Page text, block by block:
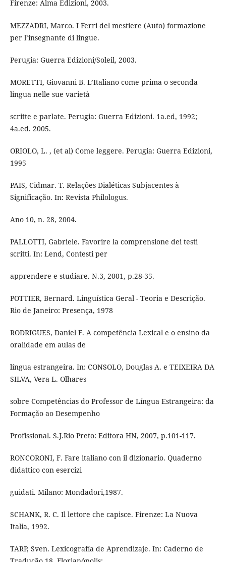
Firenze: Alma Edizioni, 2003.
MEZZADRI, Marco. I Ferri del mestiere (Auto) formazione
per l’insegnante di lingue.
Perugia: Guerra Edizioni/Soleil, 2003.
MORETTI, Giovanni B. L’Italiano come prima o seconda
lingua nelle sue varietà
scritte e parlate. Perugia: Guerra Edizioni. 1a.ed, 1992;
4a.ed. 2005.
ORIOLO, L. , (et al) Come leggere. Perugia: Guerra Edizioni,
1995
PAIS, Cidmar. T. Relações Dialéticas Subjacentes à
Significação. In: Revista Philologus.
Ano 10, n. 28, 2004.
PALLOTTI, Gabriele. Favorire la comprensione dei testi
scritti. In: Lend, Contesti per
apprendere e studiare. N.3, 2001, p.28-35.
POTTIER, Bernard. Linguística Geral - Teoria e Descrição.
Rio de Janeiro: Presença, 1978
RODRIGUES, Daniel F. A competência Lexical e o ensino da
oralidade em aulas de
língua estrangeira. In: CONSOLO, Douglas A. e TEIXEIRA DA
SILVA, Vera L. Olhares
sobre Competências do Professor de Língua Estrangeira: da
Formação ao Desempenho
Profissional. S.J.Rio Preto: Editora HN, 2007, p.101-117.
RONCORONI, F. Fare italiano con il dizionario. Quaderno
didattico con esercizi
guidati. Milano: Mondadori,1987.
SCHANK, R. C. Il lettore che capisce. Firenze: La Nuova
Italia, 1992.
TARP, Sven. Lexicografía de Aprendizaje. In: Caderno de